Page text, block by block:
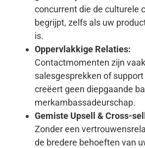
concurrent die de culturele
begrijpt, zelfs als uw
is.
Oppervlakkige Relaties:
Contactmomenten zijn
salesgesprekken of
creëert geen diepgaande
merkambassadeurschap.
Gemiste Upsell & Cross-
Zonder een
de bredere behoeften van